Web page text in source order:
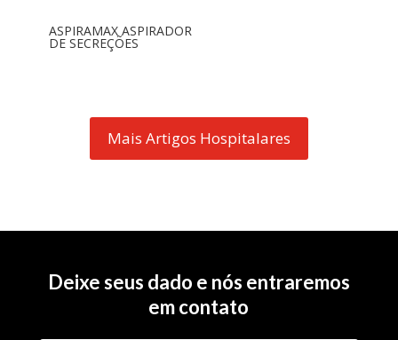
ASPIRAMAX ASPIRADOR
DE SECREÇÕES
Mais Artigos Hospitalares
Deixe seus dado e nós entraremos
em contato